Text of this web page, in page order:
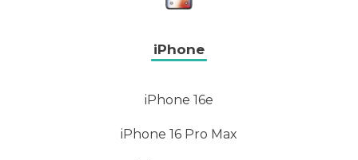
iPhone
iPhone 16e
iPhone 16 Pro Max